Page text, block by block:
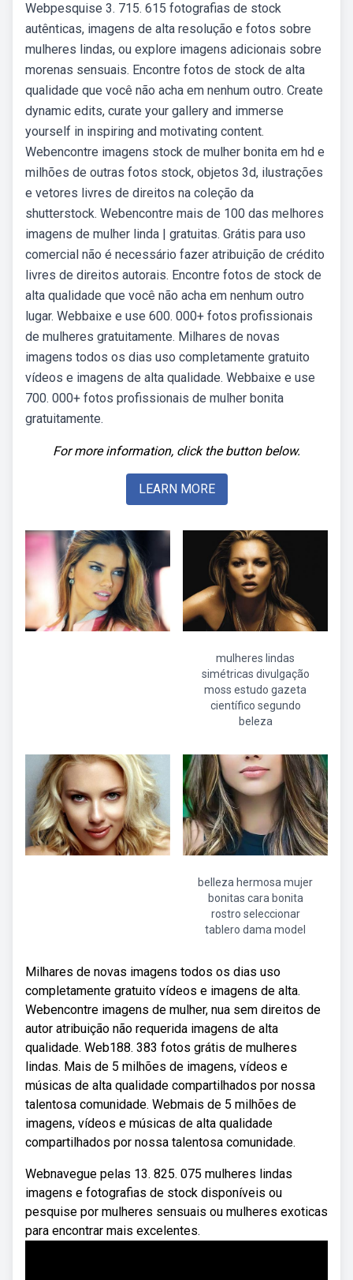
Webpesquise 3. 715. 615 fotografias de stock
autênticas, imagens de alta resolução e fotos sobre
mulheres lindas, ou explore imagens adicionais sobre
morenas sensuais. Encontre fotos de stock de alta
qualidade que você não acha em nenhum outro. Create
dynamic edits, curate your gallery and immerse
yourself in inspiring and motivating content.
Webencontre imagens stock de mulher bonita em hd e
milhões de outras fotos stock, objetos 3d, ilustrações
e vetores livres de direitos na coleção da
shutterstock. Webencontre mais de 100 das melhores
imagens de mulher linda | gratuitas. Grátis para uso
comercial não é necessário fazer atribuição de crédito
livres de direitos autorais. Encontre fotos de stock de
alta qualidade que você não acha em nenhum outro
lugar. Webbaixe e use 600. 000+ fotos profissionais
de mulheres gratuitamente. Milhares de novas
imagens todos os dias uso completamente gratuito
vídeos e imagens de alta qualidade. Webbaixe e use
700. 000+ fotos profissionais de mulher bonita
gratuitamente.
For more information, click the button below.
LEARN MORE
mulheres lindas
simétricas divulgação
moss estudo gazeta
científico segundo
beleza
belleza hermosa mujer
bonitas cara bonita
rostro seleccionar
tablero dama model
Milhares de novas imagens todos os dias uso
completamente gratuito vídeos e imagens de alta.
Webencontre imagens de mulher, nua sem direitos de
autor atribuição não requerida imagens de alta
qualidade. Web188. 383 fotos grátis de mulheres
lindas. Mais de 5 milhões de imagens, vídeos e
músicas de alta qualidade compartilhados por nossa
talentosa comunidade. Webmais de 5 milhões de
imagens, vídeos e músicas de alta qualidade
compartilhados por nossa talentosa comunidade.
Webnavegue pelas 13. 825. 075 mulheres lindas
imagens e fotografias de stock disponíveis ou
pesquise por mulheres sensuais ou mulheres exoticas
para encontrar mais excelentes.